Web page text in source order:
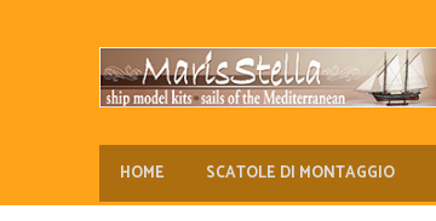
HOME SCATOLE DI MONTAGGIO